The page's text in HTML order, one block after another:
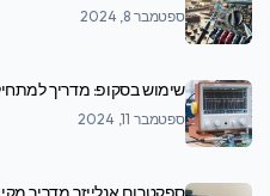
ספטמבר 8, 2024
שימוש בסקופ: מדריך
ספטמבר 11, 2024